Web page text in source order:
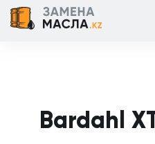
Главная
Контакты
Кейсы
Каталог
Услуги
Bardahl